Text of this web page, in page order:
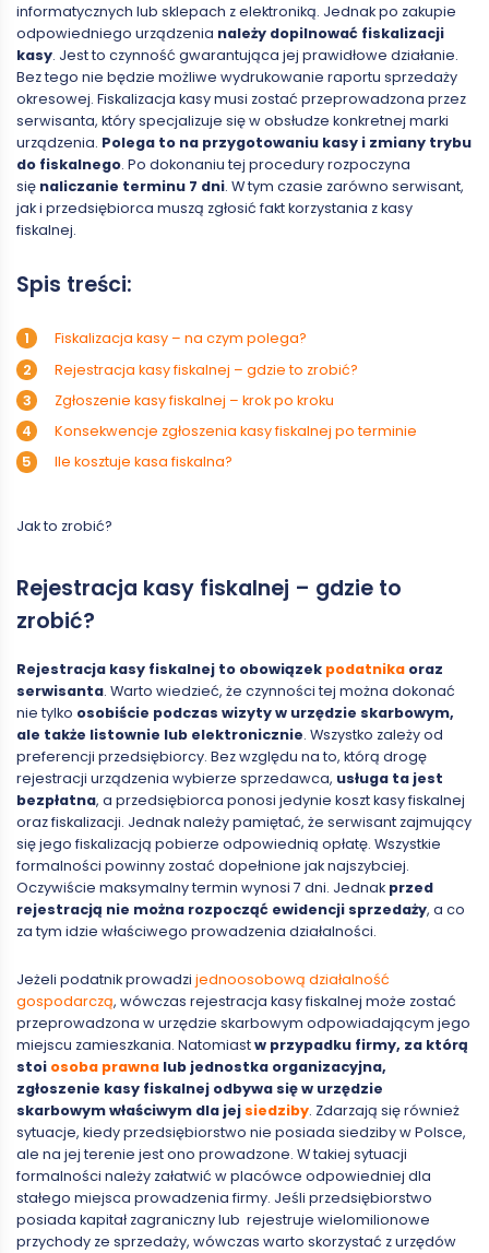
informatycznych lub sklepach z elektroniką. Jednak po zakupie
odpowiedniego urządzenia należy dopilnować fiskalizacji
kasy. Jest to czynność gwarantująca jej prawidłowe działanie.
Bez tego nie będzie możliwe wydrukowanie raportu sprzedaży
okresowej. Fiskalizacja kasy musi zostać przeprowadzona przez
serwisanta, który specjalizuje się w obsłudze konkretnej marki
urządzenia. Polega to na przygotowaniu kasy i zmiany trybu
do fiskalnego. Po dokonaniu tej procedury rozpoczyna
się naliczanie terminu 7 dni. W tym czasie zarówno serwisant,
jak i przedsiębiorca muszą zgłosić fakt korzystania z kasy
fiskalnej.
Spis treści:
Fiskalizacja kasy – na czym polega?
Rejestracja kasy fiskalnej – gdzie to zrobić?
Zgłoszenie kasy fiskalnej – krok po kroku
Konsekwencje zgłoszenia kasy fiskalnej po terminie
Ile kosztuje kasa fiskalna?
Jak to zrobić?
Rejestracja kasy fiskalnej – gdzie to
zrobić?
Rejestracja kasy fiskalnej to obowiązek podatnika oraz
serwisanta. Warto wiedzieć, że czynności tej można dokonać
nie tylko osobiście podczas wizyty w urzędzie skarbowym,
ale także listownie lub elektronicznie. Wszystko zależy od
preferencji przedsiębiorcy. Bez względu na to, którą drogę
rejestracji urządzenia wybierze sprzedawca, usługa ta jest
bezpłatna, a przedsiębiorca ponosi jedynie koszt kasy fiskalnej
oraz fiskalizacji. Jednak należy pamiętać, że serwisant zajmujący
się jego fiskalizacją pobierze odpowiednią opłatę. Wszystkie
formalności powinny zostać dopełnione jak najszybciej.
Oczywiście maksymalny termin wynosi 7 dni. Jednak przed
rejestracją nie można rozpocząć ewidencji sprzedaży, a co
za tym idzie właściwego prowadzenia działalności.
Jeżeli podatnik prowadzi jednoosobową działalność
gospodarczą, wówczas rejestracja kasy fiskalnej może zostać
przeprowadzona w urzędzie skarbowym odpowiadającym jego
miejscu zamieszkania. Natomiastw przypadku firmy, za którą
stoi osoba prawna lub jednostka organizacyjna,
zgłoszenie kasy fiskalnej odbywa się w urzędzie
skarbowym właściwym dla jej siedziby. Zdarzają się również
sytuacje, kiedy przedsiębiorstwo nie posiada siedziby w Polsce,
ale na jej terenie jest ono prowadzone. W takiej sytuacji
formalności należy załatwić w placówce odpowiedniej dla
stałego miejsca prowadzenia firmy. Jeśli przedsiębiorstwo
posiada kapitał zagraniczny lub rejestruje wielomilionowe
przychody ze sprzedaży, wówczas warto skorzystać z urzędów